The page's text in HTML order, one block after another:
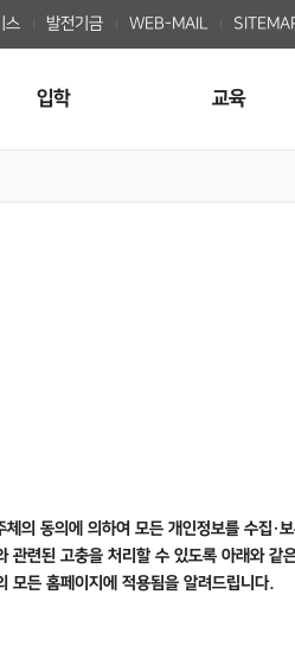
스 발전기금 WEB-MAIL
입학 교육
의 동의에 의하여 모든 개인정보를 수집·
련된 고충을 처리할 수 있도록 아래와 같
모든 홈페이지에 적용됨을 알려드립니다.